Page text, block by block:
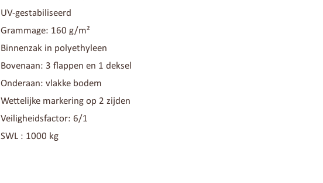
UV-gestabiliseerd
Grammage: 160 g/m²
Binnenzak in polyethyleen
Bovenaan: 3 flappen en 1 deksel
Onderaan: vlakke bodem
Wettelijke markering op 2 zijden
Veiligheidsfactor: 6/1
SWL : 1000 kg